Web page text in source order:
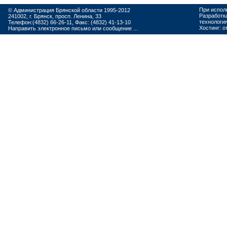
© Администрация Брянской области 1995-2012
241002, г. Брянск, просп. Ленина, 33
Телефон:(4832) 66-26-11, Факс: (4832) 41-13-10
Направить электронное письмо или сообщение ...
При
Хостинг: